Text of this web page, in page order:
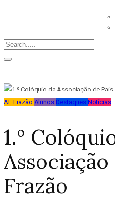
AE Frazão Alunos Destaques Notícias
1.º
Associação
Frazão